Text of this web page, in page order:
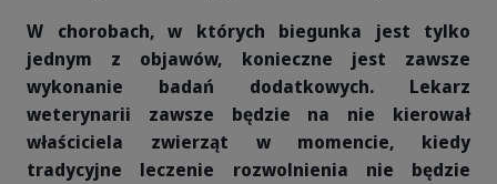
W chorobach, w których biegunka jest tylko
jednym z objawów, konieczne jest zawsze
wykonanie badań dodatkowych. Lekarz
weterynarii zawsze będzie na nie kierował
właściciela zwierząt w momencie, kiedy
tradycyjne leczenie rozwolnienia nie będzie